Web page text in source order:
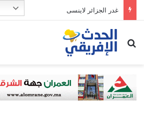
غدر الجزائر لاينسى
ابحث عن